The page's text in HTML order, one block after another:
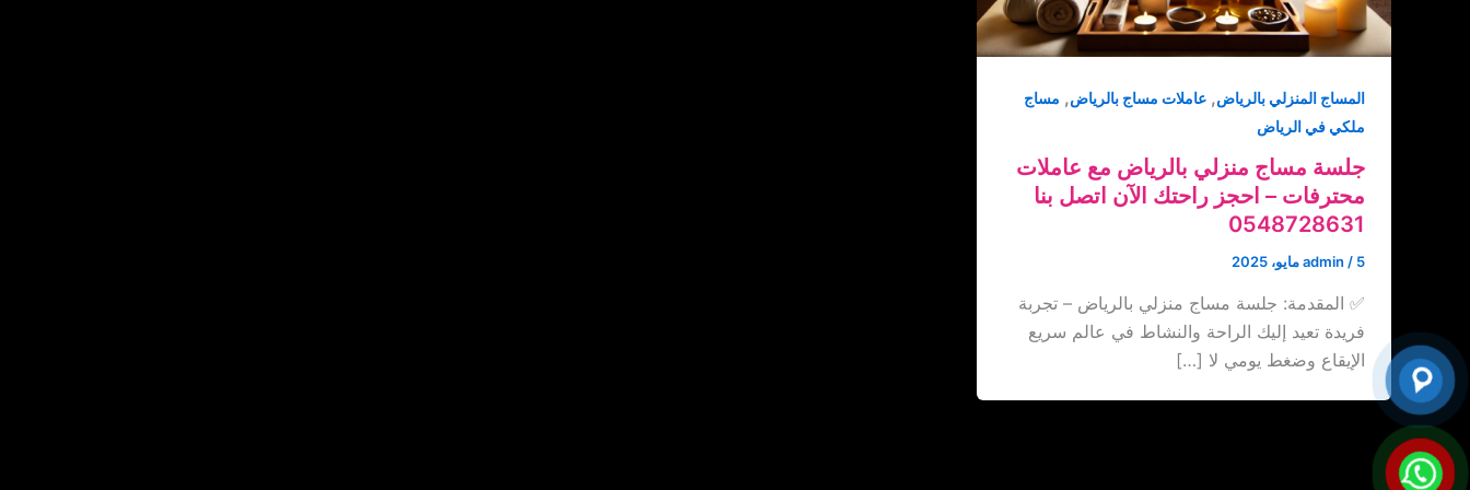
المساج المنزلي بالرياض, عاملات مساج بالرياض, مساج
ملكي في الرياض
جلسة مساج منزلي بالرياض مع عاملات
محترفات – احجز راحتك الآن اتصل بنا
admin / 5 مايو، 2025
✅ المقدمة: جلسة مساج منزلي بالرياض – تجربة
فريدة تعيد إليك الراحة والنشاط في عالم سريع
الإيقاع وضغط يومي لا […]